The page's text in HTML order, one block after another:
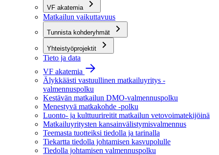
VF akatemia
Matkailun vaikuttavuus
Tunnista kohderyhmät
Yhteistyöprojektit
Tieto ja data
VF akatemia
Älykkäästi vastuullinen matkailuyritys -
valmennuspolku
Kestävän matkailun DMO-valmennuspolku
Menestyvä matkakohde -polku
Luonto- ja kulttuurireitit matkailun vetovoimatekijöinä
Matkailuyritysten kansainvälistymisvalmennus
Teemasta tuotteiksi tiedolla ja tarinalla
Tiekartta tiedolla johtamisen kasvupolulle
Tiedolla johtamisen valmennuspolku